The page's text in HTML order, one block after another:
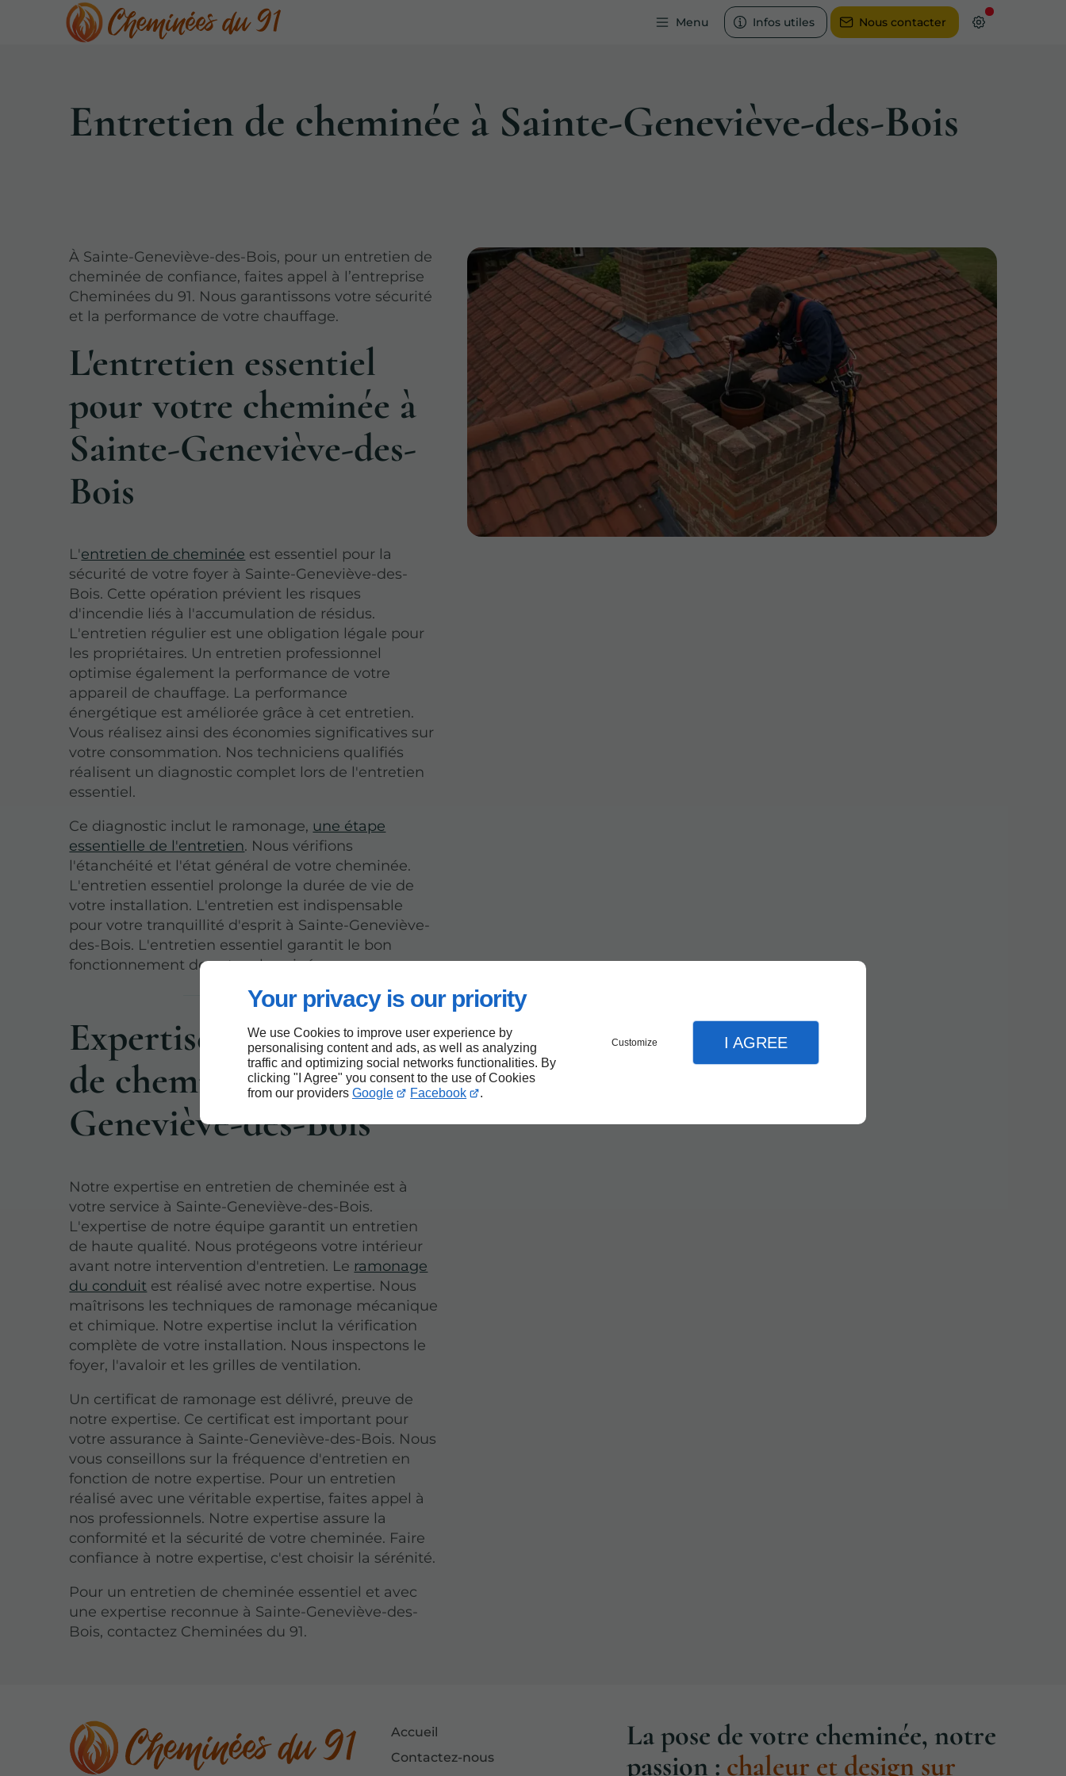
Your privacy is our priority
We use Cookies to improve user experience by
personalising content and ads, as well as analyzing
traffic and optimizing social networks functionalities. By
clicking "I Agree" you consent to the use of Cookies
from our providers Google Facebook .
Customize I AGREE
Menu Infos utiles Nous contacter
Entretien de cheminée à Sainte-Geneviève-des-Bois
À Sainte-Geneviève-des-Bois, pour un entretien de
cheminée de confiance, faites appel à l’entreprise
Cheminées du 91. Nous garantissons votre sécurité
et la performance de votre chauffage.
L'entretien essentiel
pour votre cheminée à
Sainte-Geneviève-des-
Bois
L'entretien de cheminée est essentiel pour la
sécurité de votre foyer à Sainte-Geneviève-des-
Bois. Cette opération prévient les risques
d'incendie liés à l'accumulation de résidus.
L'entretien régulier est une obligation légale pour
les propriétaires. Un entretien professionnel
optimise également la performance de votre
appareil de chauffage. La performance
énergétique est améliorée grâce à cet entretien.
Vous réalisez ainsi des économies significatives sur
votre consommation. Nos techniciens qualifiés
réalisent un diagnostic complet lors de l'entretien
essentiel.
Ce diagnostic inclut le ramonage, une étape
essentielle de l'entretien. Nous vérifions
l'étanchéité et l'état général de votre cheminée.
L'entretien essentiel prolonge la durée de vie de
votre installation. L'entretien est indispensable
pour votre tranquillité d'esprit à Sainte-Geneviève-
des-Bois. L'entretien essentiel garantit le bon
fonctionnement de votre cheminée.
Expertise en entretien
de cheminée à Sainte-
Geneviève-des-Bois
Notre expertise en entretien de cheminée est à
votre service à Sainte-Geneviève-des-Bois.
L'expertise de notre équipe garantit un entretien
de haute qualité. Nous protégeons votre intérieur
avant notre intervention d'entretien. Le ramonage
du conduit est réalisé avec notre expertise. Nous
maîtrisons les techniques de ramonage mécanique
et chimique. Notre expertise inclut la vérification
complète de votre installation. Nous inspectons le
foyer, l'avaloir et les grilles de ventilation.
Un certificat de ramonage est délivré, preuve de
notre expertise. Ce certificat est important pour
votre assurance à Sainte-Geneviève-des-Bois. Nous
vous conseillons sur la fréquence d'entretien en
fonction de notre expertise. Pour un entretien
réalisé avec une véritable expertise, faites appel à
nos professionnels. Notre expertise assure la
conformité et la sécurité de votre cheminée. Faire
confiance à notre expertise, c'est choisir la sérénité.
Pour un entretien de cheminée essentiel et avec
une expertise reconnue à Sainte-Geneviève-des-
Bois, contactez Cheminées du 91.
Accueil
Contactez-nous
La pose de votre cheminée, notre
passion : chaleur et design sur